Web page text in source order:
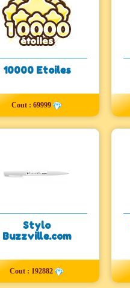
10000 Etoiles
Cout : 69999
Stylo
Buzzville.com
Cout : 192882